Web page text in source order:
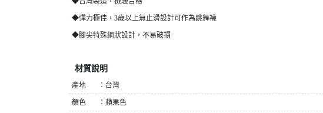
◆彈力極佳，3歲以上無止滑設計可作為跳舞襪
◆腳尖特殊網狀設計，不易破損
材質說明
產地 ：台灣
顏色 ：蘋果色